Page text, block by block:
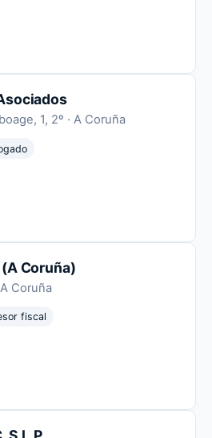
1, 2º · A Coruña
Coruña)
Coruña
fiscal